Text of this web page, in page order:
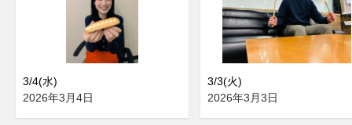
3/4(水)
2026年3月4日
3/3(火)
2026年3月3日